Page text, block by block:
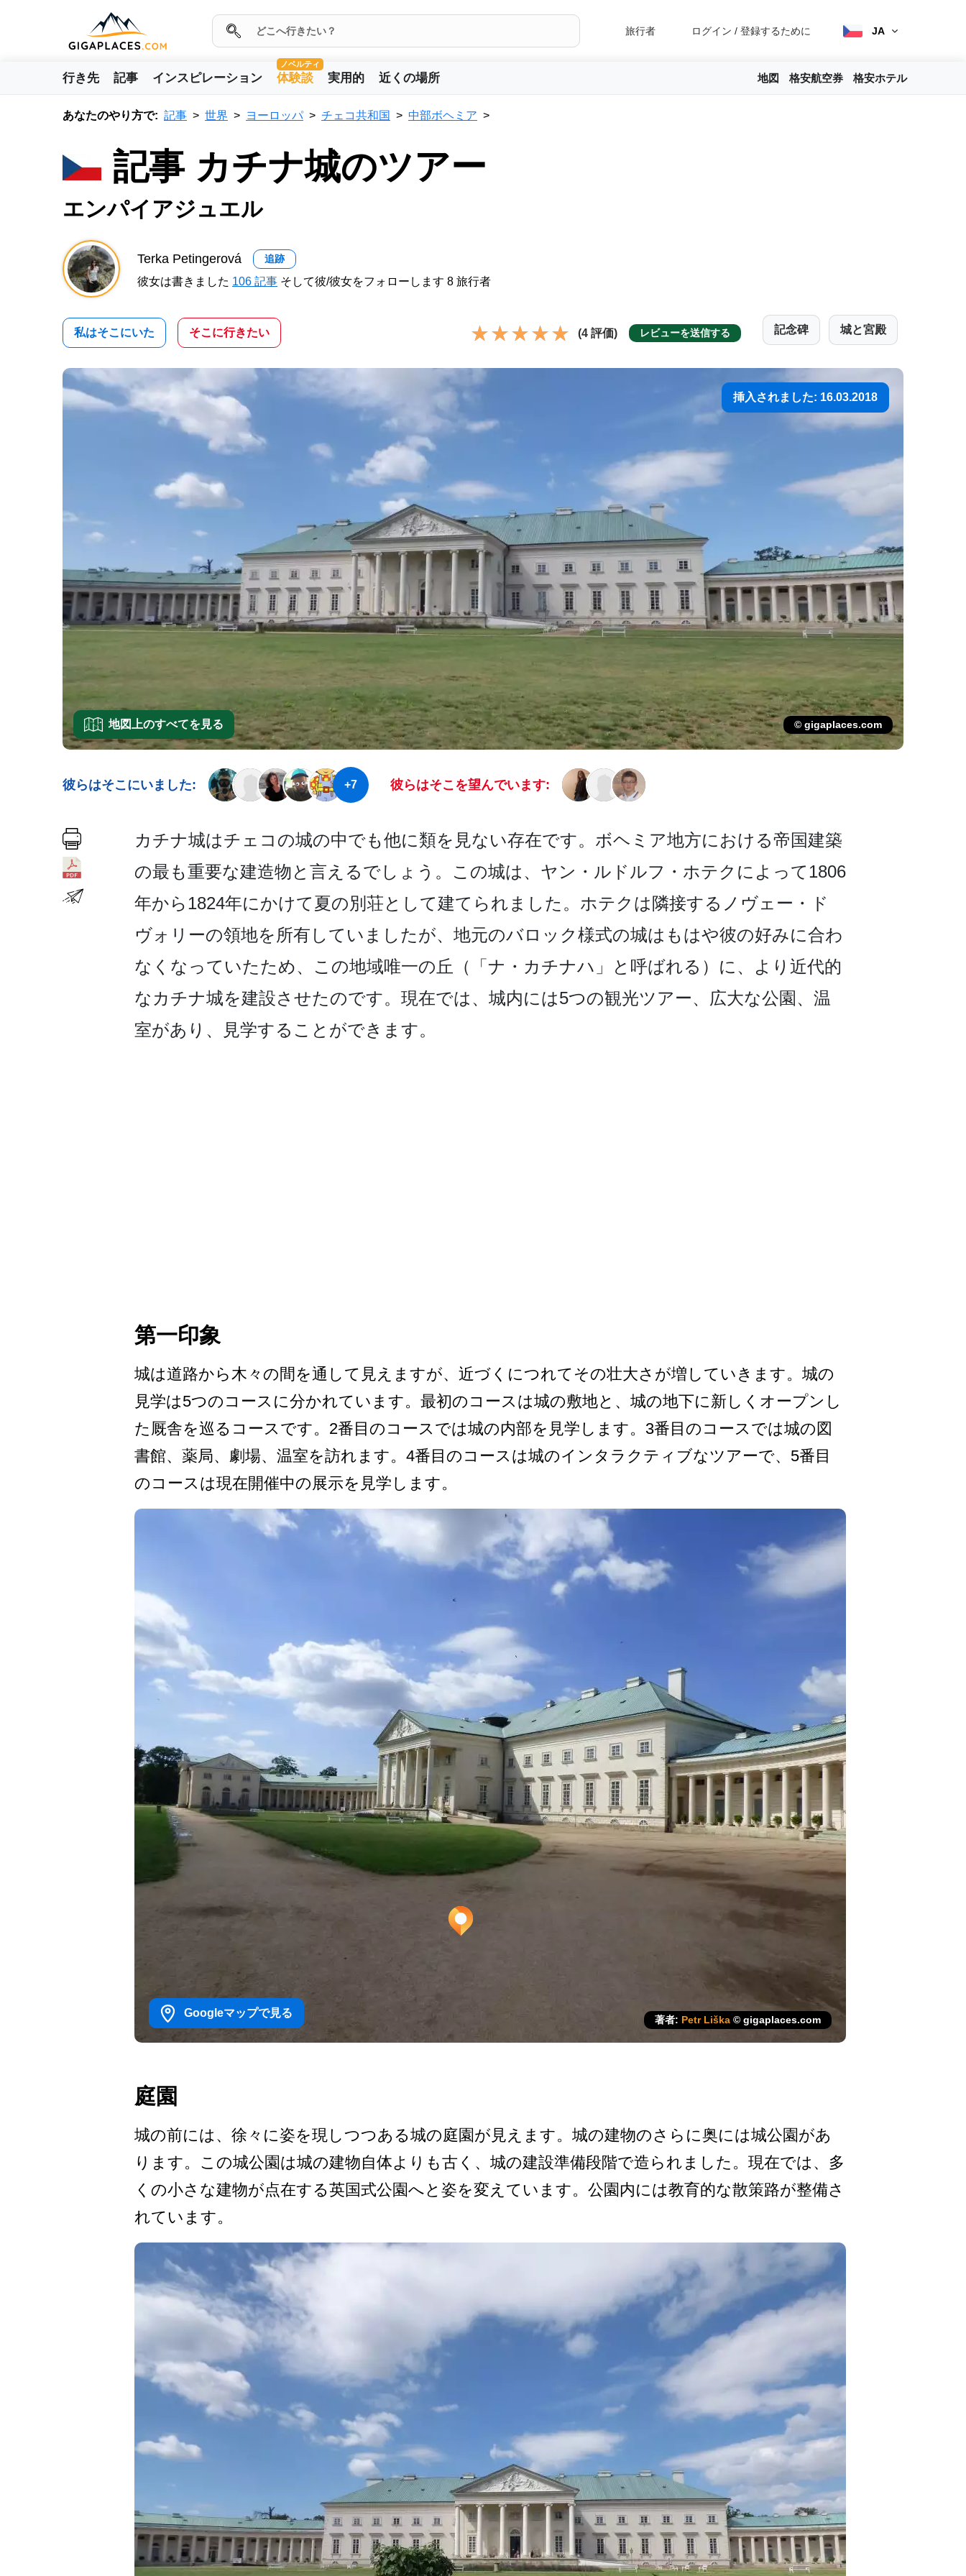
旅行者 ログイン / 登録するために JA
行き先 記事 インスピレーション
ノベルティ
体験談 実用的 近くの場所 地図 格安航空券 格安ホテル
あなたのやり方で: 記事 世界 ヨーロッパ チェコ共和国 中部ボヘミア
記事 カチナ城のツアー
エンパイアジュエル
Terka Petingerová 追跡
彼女は書きました 106 記事 そして彼/彼女をフォローします 8 旅行者
私はそこにいた そこに行きたい (4 評価) レビューを送信する 記念碑 城と宮殿
挿入されました: 16.03.2018
地図上のすべてを見る © gigaplaces.com
彼らはそこにいました: +7 彼らはそこを望んでいます:
カチナ城はチェコの城の中で­も他に類を見ない存在です。ボヘミア地方における帝­国建築
の最も重要な建造物と言えるでしょう。この城­は、ヤン・ルドルフ・ホテクによって1806
年から­1824年にかけて夏の別荘として建てられました。­ホテクは隣接するノヴェー・ド
ヴォリーの領地を所有­していましたが、地元のバロック様式の城はもはや彼­の好みに合わ
なくなっていたため、この地域唯一の丘­（「ナ・カチナハ」と呼ばれる）に、より近代的
なカ­チナ城を建設させたのです。現在では、城内には5つ­の観光ツアー、広大な公園、温
室があり、見学するこ­とができます。
第一印象
城は道路から木々の間を通し­て見えますが、近づくにつれてその壮大さが増してい­きます。城の
見学は5つのコースに分かれています。­最初のコースは城の敷地と、城の地下に新しくオープ­ンし
た厩舎を巡るコースです。2番目のコースでは城­の内部を見学します。3番目のコースでは城の図
書館­、薬局、劇場、温室を訪れます。4番目のコースは城­のインタラクティブなツアーで、5番目
のコースは現­在開催中の展示を見学します。
Googleマップで見る
著者: Petr Liška © gigaplaces.com
庭園
城の前には、徐々に姿を現し­つつある城の庭園が見えます。城の建物のさらに奥に­は城公園があ
ります。この城公園は城の建物自体より­も古く、城の建設準備段階で造られました。現在では­、多
くの小さな建物が点在する英国式公園へと姿を変­えています。公園内には教育的な散策路が整備さ
れて­います。